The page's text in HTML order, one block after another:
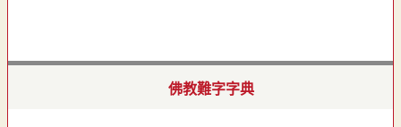
佛教難字字典